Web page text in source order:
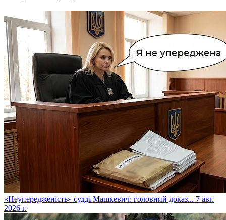
​«Неупередженість» судді Машкевич: головний доказ... 7 авг.
2026 г.